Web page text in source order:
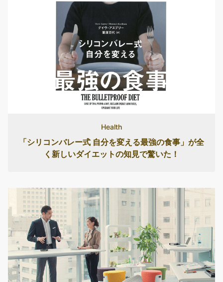
Health
「シリコンバレー式 自分を変える最強の食事」が全
く新しいダイエットの知見で驚いた！